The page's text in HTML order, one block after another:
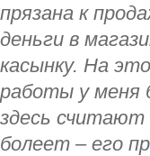
прязана к
деньги в
касынку. На
работы у меня
здесь считают
болеет – его